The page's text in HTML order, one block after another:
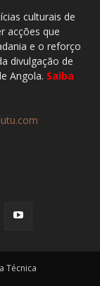
culturais de
acções que
e o reforço
divulgação de
Angola. Saiba
Técnica